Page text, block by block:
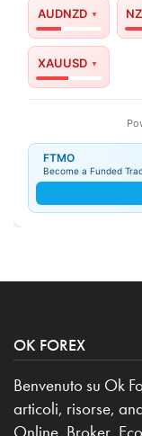
AUDNZD
XAUUSD
FTMO
Become a Funded
OK FOREX
Benvenuto su Ok
articoli, risorse,